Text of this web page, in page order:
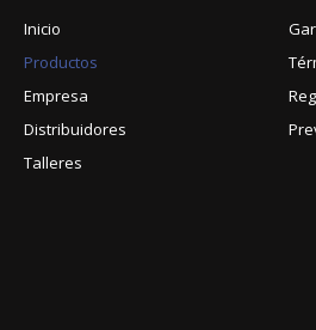
Inicio
Productos
Empresa
Distribuidores
Talleres